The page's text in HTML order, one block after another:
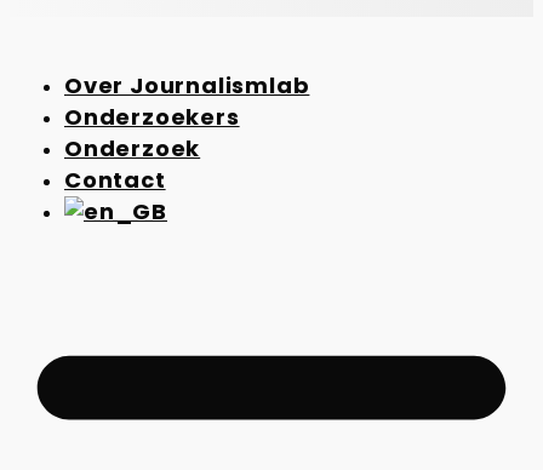
Over Journalismlab
Onderzoekers
Onderzoek
Contact